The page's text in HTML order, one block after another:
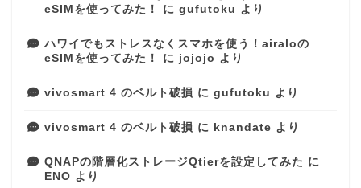
eSIMを使ってみた！
に gufutoku より
ハワイでもストレスなくスマホを使う！airaloの
eSIMを使ってみた！
に jojojo より
vivosmart 4 のベルト破損 に gufutoku より
vivosmart 4 のベルト破損 に knandate より
QNAPの階層化ストレージQtierを設定してみた に
ENO より